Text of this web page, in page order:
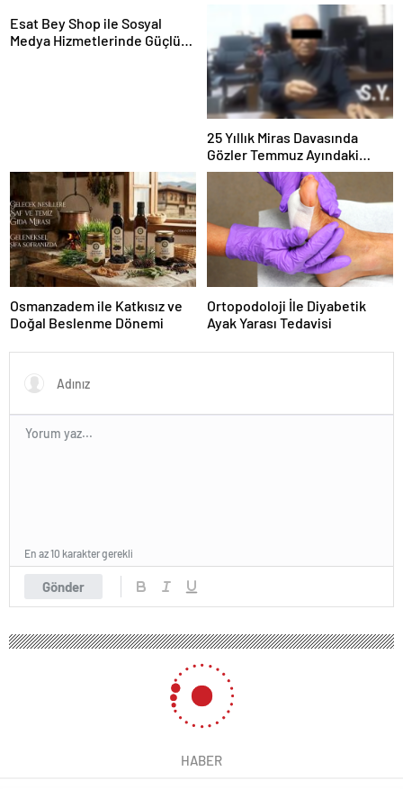
Esat Bey Shop ile Sosyal
Medya Hizmetlerinde Güçlü
25 Yıllık Miras Davasında
Gözler Temmuz Ayındaki
Karar Duruşmasına Çevrildi
Osmanzadem ile Katkısız ve
Doğal Beslenme Dönemi
Ortopodoloji İle Diyabetik
Ayak Yarası Tedavisi
Gönder
En az 10 karakter gerekli
HABER